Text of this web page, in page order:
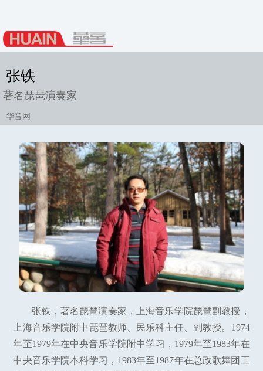
张铁
著名琵琶演奏家
华音网
张铁，著名琵琶演奏家，上海音乐学院琵琶副教授，
上海音乐学院附中琵琶教师、民乐科主任、副教授。1974
年至1979年在中央音乐学院附中学习，1979年至1983年在
中央音乐学院本科学习，1983年至1987年在总政歌舞团工